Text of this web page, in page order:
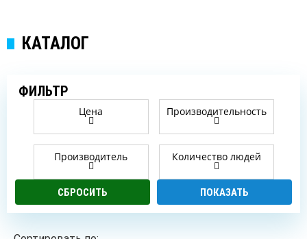
КАТАЛОГ
ФИЛЬТР
Цена Производительность
Производитель Количество людей